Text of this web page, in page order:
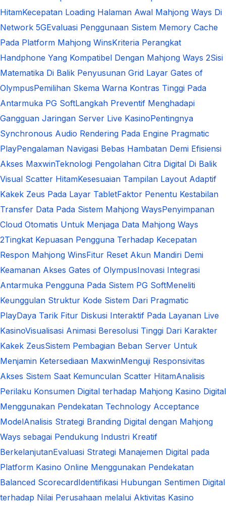
HitamKecepatan Loading Halaman Awal Mahjong Ways Di
Network 5GEvaluasi Penggunaan Sistem Memory Cache
Pada Platform Mahjong WinsKriteria Perangkat
Handphone Yang Kompatibel Dengan Mahjong Ways 2Sisi
Matematika Di Balik Penyusunan Grid Layar Gates of
OlympusPemilihan Skema Warna Kontras Tinggi Pada
Antarmuka PG SoftLangkah Preventif Menghadapi
Gangguan Jaringan Server Live KasinoPentingnya
Synchronous Audio Rendering Pada Engine Pragmatic
PlayPengalaman Navigasi Bebas Hambatan Demi Efisiensi
Akses MaxwinTeknologi Pengolahan Citra Digital Di Balik
Visual Scatter HitamKesesuaian Tampilan Layout Adaptif
Kakek Zeus Pada Layar TabletFaktor Penentu Kestabilan
Transfer Data Pada Sistem Mahjong WaysPenyimpanan
Cloud Otomatis Untuk Menjaga Data Mahjong Ways
2Tingkat Kepuasan Pengguna Terhadap Kecepatan
Respon Mahjong WinsFitur Reset Akun Mandiri Demi
Keamanan Akses Gates of OlympusInovasi Integrasi
Antarmuka Pengguna Pada Sistem PG SoftMeneliti
Keunggulan Struktur Kode Sistem Dari Pragmatic
PlayDaya Tarik Fitur Diskusi Interaktif Pada Layanan Live
KasinoVisualisasi Animasi Beresolusi Tinggi Dari Karakter
Kakek ZeusSistem Pembagian Beban Server Untuk
Menjamin Ketersediaan MaxwinMenguji Responsivitas
Akses Sistem Saat Kemunculan Scatter HitamAnalisis
Perilaku Konsumen Digital terhadap Mahjong Kasino Digital
Menggunakan Pendekatan Technology Acceptance
ModelAnalisis Strategi Branding Digital dengan Mahjong
Ways sebagai Pendukung Industri Kreatif
BerkelanjutanEvaluasi Strategi Manajemen Digital pada
Platform Kasino Online Menggunakan Pendekatan
Balanced ScorecardIdentifikasi Hubungan Sentimen Digital
terhadap Nilai Perusahaan melalui Aktivitas Kasino